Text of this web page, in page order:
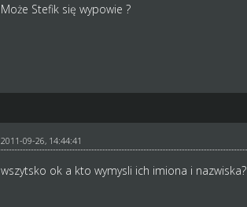
Może Stefik się wypowie ?
2011-09-26, 14:44:41
wszytsko ok a kto wymysli ich imiona i nazwiska?